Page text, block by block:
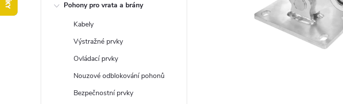
Pohony pro vrata a brány
Kabely
Výstražné prvky
Ovládací prvky
Nouzové odblokování pohonů
Bezpečnostní prvky